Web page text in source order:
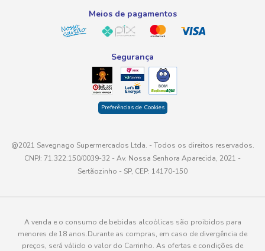
Meios de pagamentos
Segurança
Preferências de Cookies
@2021 Savegnago Supermercados Ltda. - Todos os direitos reservados.
CNPJ: 71.322.150/0039-32 - Av. Nossa Senhora Aparecida, 2021 -
Sertãozinho - SP, CEP: 14170-150
A venda e o consumo de bebidas alcoólicas são proibidos para
menores de 18 anos.Durante as compras, em caso de divergência de
preços, será válido o valor do Carrinho. As ofertas e condições de